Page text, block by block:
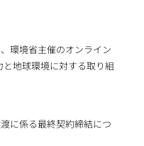
環境省主催のオンライン
地球環境に対する取り組
に係る最終契約締結につ